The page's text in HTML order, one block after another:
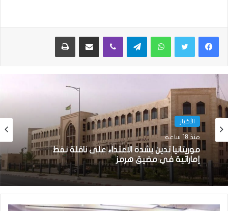
واتساب تيلقرام ڤايبر مشاركة عبر البريد طباعة
الأخبار
منذ 18 ساعة
موريتانيا تدين بشدة الاعتداء على ناقلة نفط
إماراتية في مضيق هرمز